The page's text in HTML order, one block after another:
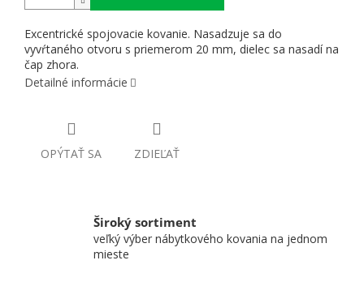
Excentrické spojovacie kovanie. Nasadzuje sa do
vyvŕtaného otvoru s priemerom 20 mm, dielec sa nasadí na
čap zhora.
Detailné informácie
OPÝTAŤ SA ZDIEĽAŤ
Široký sortiment
veľký výber nábytkového kovania na jednom
mieste